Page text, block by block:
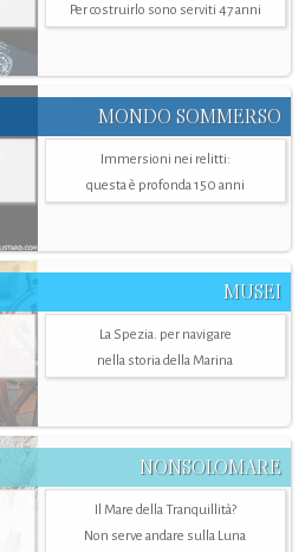
Per costruirlo sono serviti 47 anni
MONDO SOMMERSO
Immersioni nei relitti:
questa è profonda 150 anni
MUSEI
La Spezia. per navigare
nella storia della Marina
NONSOLOMARE
Il Mare della Tranquillità?
Non serve andare sulla Luna